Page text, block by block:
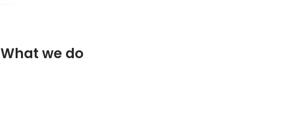
What we do